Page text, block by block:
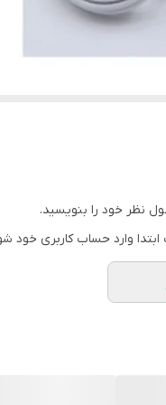
نظر خود را بنویسید.
وارد حساب کاربری خود